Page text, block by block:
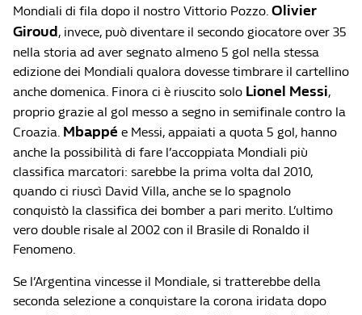
Mondiali di fila dopo il nostro Vittorio Pozzo. Olivier
Giroud , invece, può diventare il secondo giocatore over 35
nella storia ad aver segnato almeno 5 gol nella stessa
edizione dei Mondiali qualora dovesse timbrare il cartellino
anche domenica. Finora ci è riuscito solo Lionel Messi,
proprio grazie al gol messo a segno in semifinale contro la
Croazia. Mbappé e Messi, appaiati a quota 5 gol, hanno
anche la possibilità di fare l’accoppiata Mondiali più
classifica marcatori: sarebbe la prima volta dal 2010,
quando ci riuscì David Villa, anche se lo spagnolo
conquistò la classifica dei bomber a pari merito. L’ultimo
vero double risale al 2002 con il Brasile di Ronaldo il
Fenomeno.
Se l’Argentina vincesse il Mondiale, si tratterebbe della
seconda selezione a conquistare la corona iridata dopo